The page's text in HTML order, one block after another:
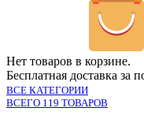
Нет товаров в корзине.
Бесплатная доставка за
ВСЕ КАТЕГОРИИ
ВСЕГО 119 ТОВАРОВ